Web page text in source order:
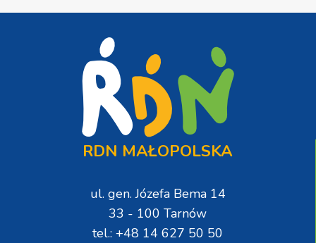
RDN MAŁOPOLSKA
ul. gen. Józefa Bema 14
33 - 100 Tarnów
tel.: +48 14 627 50 50